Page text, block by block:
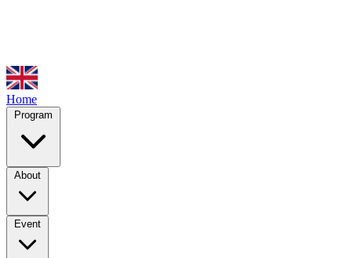
Home
Program
About
Event